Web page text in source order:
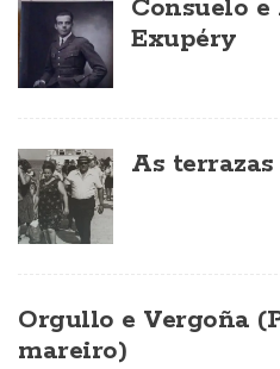
Consuelo
Exupéry
As
Orgullo e Vergoña
mareiro)